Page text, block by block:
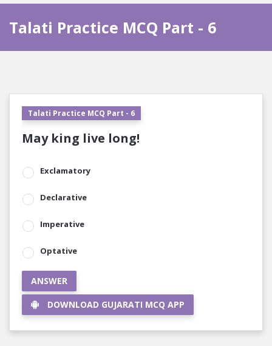
Talati Practice MCQ Part - 6
Talati Practice MCQ Part - 6
May king live long!
Exclamatory
Declarative
Imperative
Optative
ANSWER
DOWNLOAD GUJARATI MCQ APP